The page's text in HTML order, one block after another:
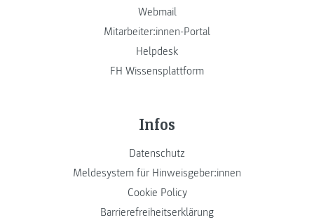
Webmail
Mitarbeiter:innen-Portal
Helpdesk
FH Wissensplattform
Infos
Datenschutz
Meldesystem für Hinweisgeber:innen
Cookie Policy
Barrierefreiheitserklärung